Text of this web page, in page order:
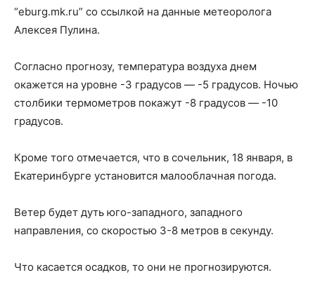
“eburg.mk.ru” со ссылкой на данные метеоролога
Алексея Пулина.
Согласно прогнозу, температура воздуха днем
окажется на уровне -3 градусов — -5 градусов. Ночью
столбики термометров покажут -8 градусов — -10
градусов.
Кроме того отмечается, что в сочельник, 18 января, в
Екатеринбурге установится малооблачная погода.
Ветер будет дуть юго-западного, западного
направления, со скоростью 3-8 метров в секунду.
Что касается осадков, то они не прогнозируются.